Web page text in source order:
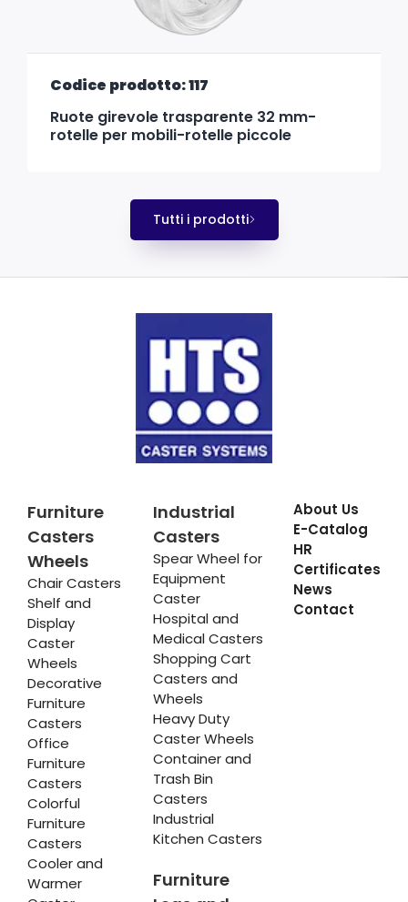
Codice prodotto: 117
Ruote girevole trasparente 32 mm-
rotelle per mobili-rotelle piccole
Tutti i prodotti
Furniture
Casters
Wheels
Chair Casters
Shelf and
Display
Caster
Wheels
Decorative
Furniture
Casters
Office
Furniture
Casters
Colorful
Furniture
Casters
Cooler and
Warmer
Industrial
Casters
Spear Wheel for
Equipment
Caster
Hospital and
Medical Casters
Shopping Cart
Casters and
Wheels
Heavy Duty
Caster Wheels
Container and
Trash Bin
Casters
Industrial
Kitchen Casters
Furniture
About Us
E-Catalog
HR
Certificates
News
Contact